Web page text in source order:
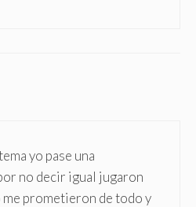
yo pase una
no decir igual jugaron
prometieron de todo y